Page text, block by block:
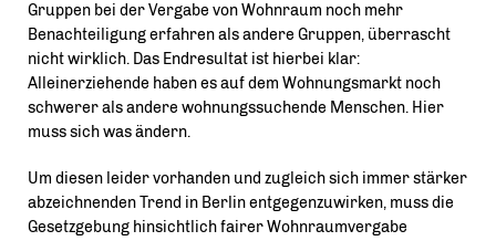
Gruppen bei der Vergabe von Wohnraum noch mehr
Benachteiligung erfahren als andere Gruppen, überrascht
nicht wirklich. Das Endresultat ist hierbei klar:
Alleinerziehende haben es auf dem Wohnungsmarkt noch
schwerer als andere wohnungssuchende Menschen. Hier
muss sich was ändern.
Um diesen leider vorhanden und zugleich sich immer stärker
abzeichnenden Trend in Berlin entgegenzuwirken, muss die
Gesetzgebung hinsichtlich fairer Wohnraumvergabe